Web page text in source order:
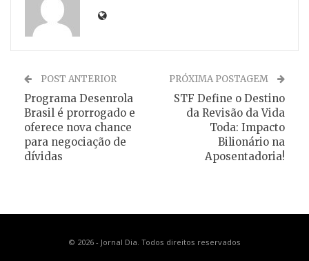
POST ANTERIOR
Programa Desenrola
Brasil é prorrogado e
oferece nova chance
para negociação de
dívidas
PRÓXIMA POSTAGEM
STF Define o Destino
da Revisão da Vida
Toda: Impacto
Bilionário na
Aposentadoria!
© 2026 - Jornal Dia. Todos direitos reservados